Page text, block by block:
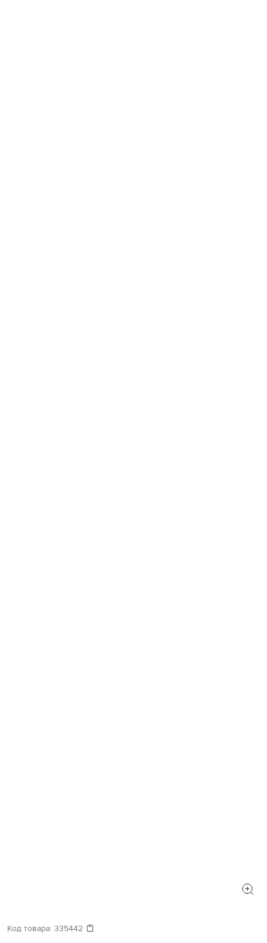
Код товара: 335442